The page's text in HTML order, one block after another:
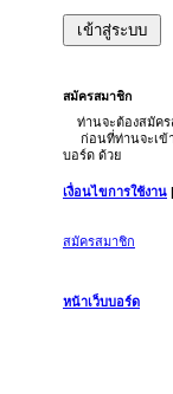
สมัครสมาชิก
ท่านจะต้องสมัคร
ก่อนที่ท่านจะเข้า
บอร์ด ด้วย
เงื่อนไขการใช้งาน |
สมัครสมาชิก
หน้าเว็บบอร์ด